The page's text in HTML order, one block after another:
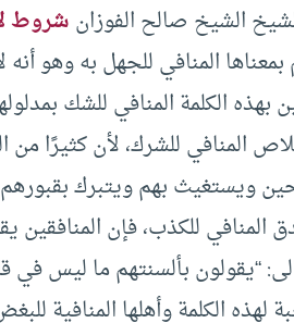
الشيخ صالح الفوزانشروط لا
المنافي للشرك، لأن كثيرًا
ويستغيث بهم ويتبرك
المنافي للكذب، فإن
“يقولون بألسنتهم ما ليس في